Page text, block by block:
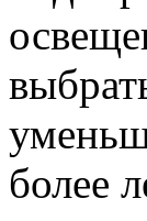
более